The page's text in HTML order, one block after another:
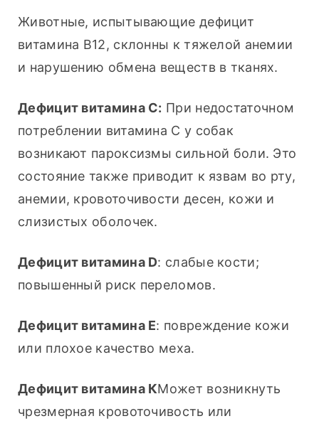
Животные, испытывающие дефицит
витамина B12, склонны к тяжелой анемии
и нарушению обмена веществ в тканях.
Дефицит витамина С: При недостаточном
потреблении витамина С у собак
возникают пароксизмы сильной боли. Это
состояние также приводит к язвам во рту,
анемии, кровоточивости десен, кожи и
слизистых оболочек.
Дефицит витамина D: слабые кости;
повышенный риск переломов.
Дефицит витамина Е: повреждение кожи
или плохое качество меха.
Дефицит витамина КМожет возникнуть
чрезмерная кровоточивость или